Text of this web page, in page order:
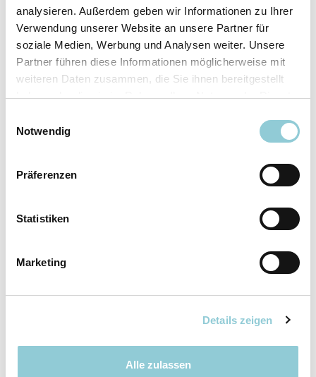
analysieren. Außerdem geben wir Informationen zu Ihrer
Verwendung unserer Website an unsere Partner für
soziale Medien, Werbung und Analysen weiter. Unsere
Partner führen diese Informationen möglicherweise mit
weiteren Daten zusammen, die Sie ihnen bereitgestellt
haben oder die sie im Rahmen Ihrer Nutzung der Dienste
Notwendig
Präferenzen
Statistiken
Marketing
Details zeigen
Alle zulassen
Ausstattungslinie
N Line
Verfügbar ab
sofort
Fahrzeugkategorie
SUV/​Geländewagen/​
Pickup
110 kW (150 PS)
Ausstattung
Exterieur
Dachreling
Interieur – Komfort